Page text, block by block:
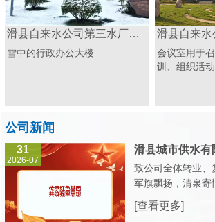
滑县自来水公司第三水厂办公楼
雪中的行政办公大楼
会议室用于
训、组织活
公司新闻
31
2026-07
致公司全体转业、
军旗飘扬，清泉寄
放军建军99周年之
限公司，向全体曾
[查看更多]